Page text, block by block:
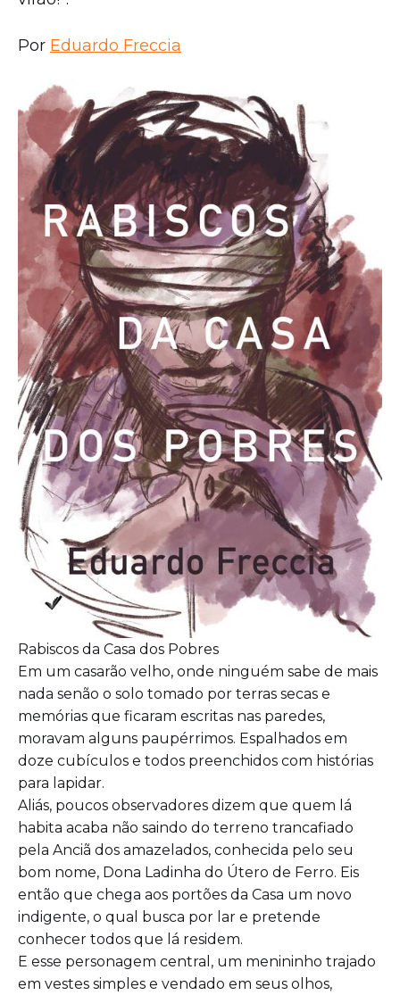
Por Eduardo Freccia
Rabiscos da Casa dos Pobres
Em um casarão velho, onde ninguém sabe de mais
nada senão o solo tomado por terras secas e
memórias que ficaram escritas nas paredes,
moravam alguns paupérrimos. Espalhados em
doze cubículos e todos preenchidos com histórias
para lapidar.
Aliás, poucos observadores dizem que quem lá
habita acaba não saindo do terreno trancafiado
pela Anciã dos amazelados, conhecida pelo seu
bom nome, Dona Ladinha do Útero de Ferro. Eis
então que chega aos portões da Casa um novo
indigente, o qual busca por lar e pretende
conhecer todos que lá residem.
E esse personagem central, um menininho trajado
em vestes simples e vendado em seus olhos,